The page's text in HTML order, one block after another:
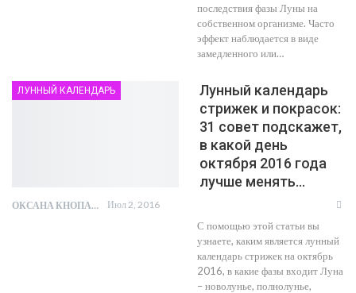
последствия фазы Луны на
собственном организме. Часто
эффект наблюдается в виде
замедленного или…
ЛУННЫЙ КАЛЕНДАРЬ
Лунный календарь
стрижек и покрасок:
31 совет подскажет,
в какой день
октября 2016 года
лучше менять…
ОКСАНА КНОПА Июл 2, 2016
С помощью этой статьи вы
узнаете, каким является лунный
календарь стрижек на октябрь
2016, в какие фазы входит Луна
– новолунье, полнолунье,